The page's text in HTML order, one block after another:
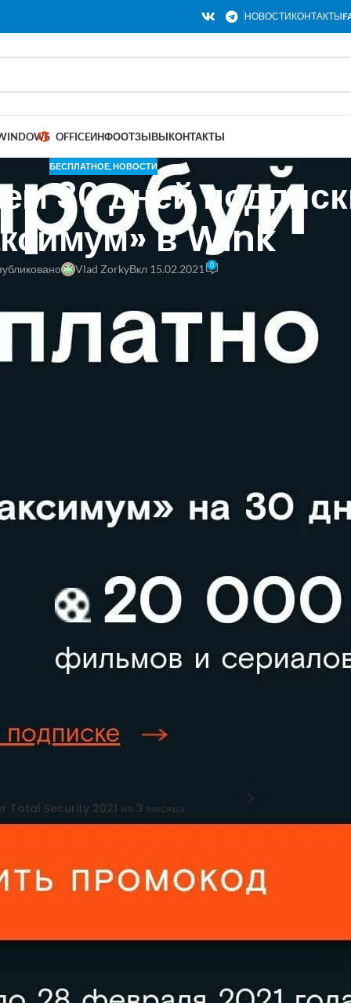
НОВОСТИКОНТАКТЫ
OFFICEИНФООТЗЫВЫКОНТАКТЫ
БЕСПЛАТНОЕ,НОВОСТИ
30 дней
в Wink
Vlad ZorkyВкл 15.02.2021 0
https://wink.sibnet.ru/?
)
и вводим номер телефона;
активируем его в личном кабинете Wink (
Total Security 2021 на 3 месяца
опубликован. Обязательные поля помечены *